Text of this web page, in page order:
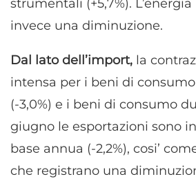
strumentali (+5,7%). L’energia
invece una diminuzione.
Dal lato dell’import, la
intensa per i beni di
(-3,0%) e i beni di consumo
giugno le esportazioni sono
base annua (-2,2%), cosi’
che registrano una